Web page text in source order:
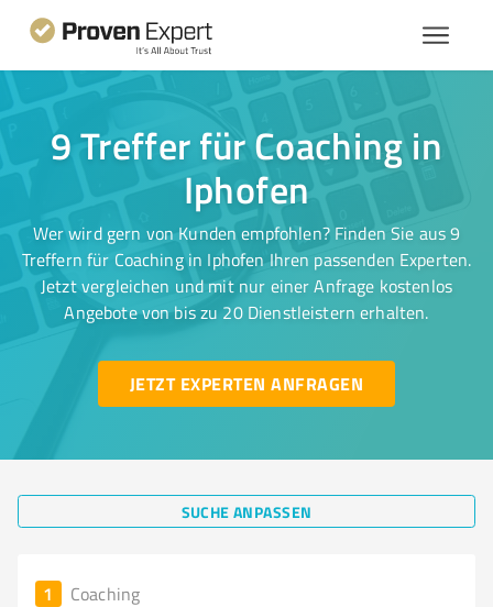
9 Treffer für Coaching in
Iphofen
Wer wird gern von Kunden empfohlen? Finden Sie aus 9
Treffern für Coaching in Iphofen Ihren passenden Experten.
Jetzt vergleichen und mit nur einer Anfrage kostenlos
Angebote von bis zu 20 Dienstleistern erhalten.
JETZT EXPERTEN ANFRAGEN
SUCHE ANPASSEN
1 Coaching